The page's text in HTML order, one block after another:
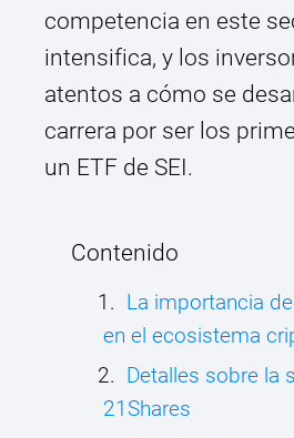
competencia en este
intensifica, y los
atentos a cómo se
carrera por ser los
un ETF de SEI.
Contenido
La importancia
en el ecosistema
Detalles sobre la
21Shares